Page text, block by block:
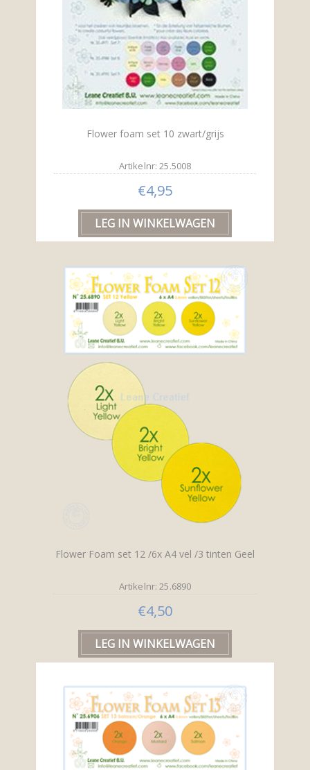
Flower foam set 10 zwart/grijs
Artikelnr: 25.5008
€4,95
Flower Foam set 12 /6x A4 vel /3 tinten Geel
Artikelnr: 25.6890
€4,50